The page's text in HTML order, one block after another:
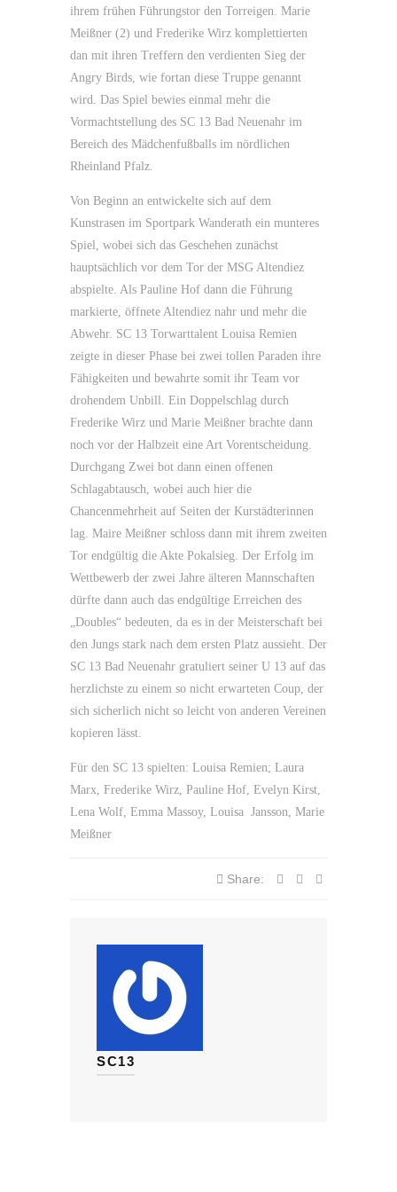
ihrem frühen Führungstor den Torreigen. Marie
Meißner (2) und Frederike Wirz komplettierten
dan mit ihren Treffern den verdienten Sieg der
Angry Birds, wie fortan diese Truppe genannt
wird. Das Spiel bewies einmal mehr die
Vormachtstellung des SC 13 Bad Neuenahr im
Bereich des Mädchenfußballs im nördlichen
Rheinland Pfalz.
Von Beginn an entwickelte sich auf dem
Kunstrasen im Sportpark Wanderath ein munteres
Spiel, wobei sich das Geschehen zunächst
hauptsächlich vor dem Tor der MSG Altendiez
abspielte. Als Pauline Hof dann die Führung
markierte, öffnete Altendiez nahr und mehr die
Abwehr. SC 13 Torwarttalent Louisa Remien
zeigte in dieser Phase bei zwei tollen Paraden ihre
Fähigkeiten und bewahrte somit ihr Team vor
drohendem Unbill. Ein Doppelschlag durch
Frederike Wirz und Marie Meißner brachte dann
noch vor der Halbzeit eine Art Vorentscheidung.
Durchgang Zwei bot dann einen offenen
Schlagabtausch, wobei auch hier die
Chancenmehrheit auf Seiten der Kurstädterinnen
lag. Maire Meißner schloss dann mit ihrem zweiten
Tor endgültig die Akte Pokalsieg. Der Erfolg im
Wettbewerb der zwei Jahre älteren Mannschaften
dürfte dann auch das endgültige Erreichen des
„Doubles“ bedeuten, da es in der Meisterschaft bei
den Jungs stark nach dem ersten Platz aussieht. Der
SC 13 Bad Neuenahr gratuliert seiner U 13 auf das
herzlichste zu einem so nicht erwarteten Coup, der
sich sicherlich nicht so leicht von anderen Vereinen
kopieren lässt.
Für den SC 13 spielten: Louisa Remien; Laura
Marx, Frederike Wirz, Pauline Hof, Evelyn Kirst,
Lena Wolf, Emma Massoy, Louisa Jansson, Marie
Meißner
Share:
SC13